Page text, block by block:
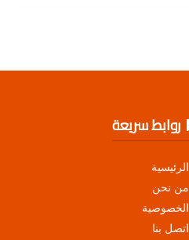
روابط سريعة
الرئيسية
من نحن
الخصوصية
اتصل بنا